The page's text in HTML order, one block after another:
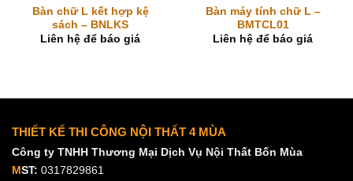
Bàn chữ L kết hợp kệ
sách – BNLKS
Liên hệ để báo giá
Bàn máy tính chữ L –
BMTCL01
Liên hệ để báo giá
THIẾT KẾ THI CÔNG NỘI THẤT 4 MÙA
Công ty TNHH Thương Mại Dịch Vụ Nội Thất Bốn Mùa
MST: 0317829861